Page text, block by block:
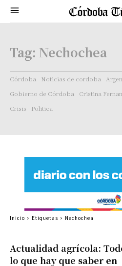
Tag: Nechochea
Córdoba Noticias de cordoba
Gobierno de Córdoba
Cristina
Crisis
Politica
Actualidad agrícola:
lo que hay que saber en
Inicio Etiquetas Nechochea